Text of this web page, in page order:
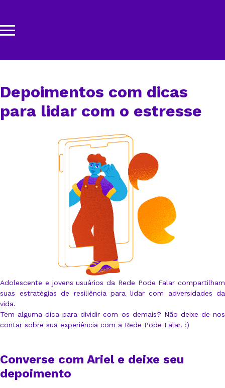
Depoimentos com dicas
para lidar com o estresse
Adolescente e jovens usuários da Rede Pode Falar compartilham
suas estratégias de resiliência para lidar com adversidades da
vida.
Tem alguma dica para dividir com os demais? Não deixe de nos
contar sobre sua experiência com a Rede Pode Falar. :)
Converse com Ariel e deixe seu
depoimento